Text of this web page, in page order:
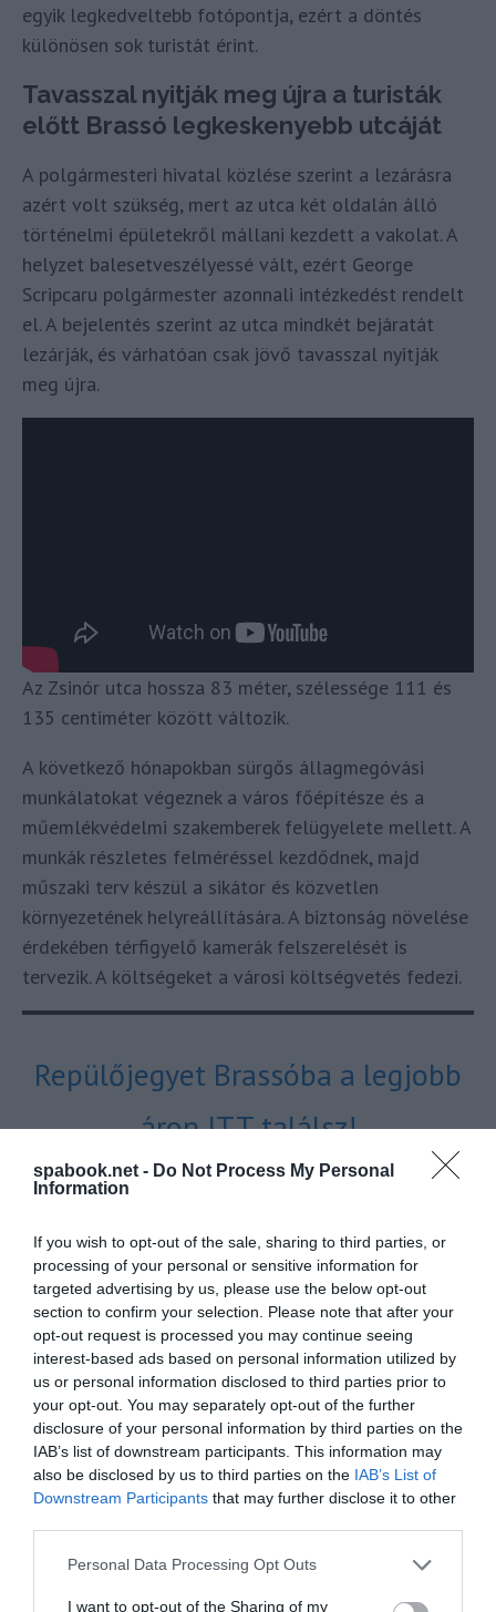
spabook.net - Do Not Process My Personal
Information
If you wish to opt-out of the sale, sharing to third parties, or
processing of your personal or sensitive information for
targeted advertising by us, please use the below opt-out
section to confirm your selection. Please note that after your
opt-out request is processed you may continue seeing
interest-based ads based on personal information utilized by
us or personal information disclosed to third parties prior to
your opt-out. You may separately opt-out of the further
disclosure of your personal information by third parties on the
IAB’s list of downstream participants. This information may
also be disclosed by us to third parties on the IAB’s List of
Downstream Participants that may further disclose it to other
Please note that this website/app uses one or more Google
not limited to your visit or usage behaviour. You may click to
Personal Data Processing Opt Outs
I want to opt-out of the Sharing of my
egyik legkedveltebb fotópontja, ezért a döntés
különösen sok turistát érint.
Tavasszal nyitják meg újra a turisták
előtt Brassó legkeskenyebb utcáját
A polgármesteri hivatal közlése szerint a lezárásra
azért volt szükség, mert az utca két oldalán álló
történelmi épületekről mállani kezdett a vakolat. A
helyzet balesetveszélyessé vált, ezért George
Scripcaru polgármester azonnali intézkedést rendelt
el. A bejelentés szerint az utca mindkét bejáratát
lezárják, és várhatóan csak jövő tavasszal nyitják
meg újra.
Az Zsinór utca hossza 83 méter, szélessége 111 és
135 centiméter között változik.
A következő hónapokban sürgős állagmegóvási
munkálatokat végeznek a város főépítésze és a
műemlékvédelmi szakemberek felügyelete mellett. A
munkák részletes felméréssel kezdődnek, majd
műszaki terv készül a sikátor és közvetlen
környezetének helyreállítására. A biztonság növelése
érdekében térfigyelő kamerák felszerelését is
tervezik. A költségeket a városi költségvetés fedezi.
Repülőjegyet Brassóba a legjobb
áron ITT találsz!
Brassó városképének
A keskeny utca már a 15. században létezett,
elsőként német források említették 1674-ben. A
magyar „Sinor utca” elnevezés 1873-ban jelenik meg,
a román „str. Sfoarei” pedig 1937-ben. A Fadengasse
néven is ismert sikátor szűk, falak közé szorított
hangulata régóta vonzza a látogatókat, akik így
most átmenetileg kénytelenek lesznek nélkülözni a